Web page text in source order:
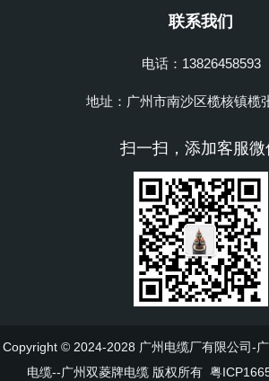
联系我们
电话：13826458593
地址：广州市南沙区榄核镇榄
扫一扫，添加客服微
Copyright © 2024-2028 广州电缆厂有限公司-
电缆--广州双菱牌电缆 版权所有 粤